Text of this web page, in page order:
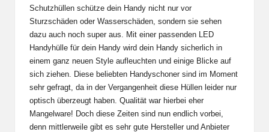
Schutzhüllen schütze dein Handy nicht nur vor
Sturzschäden oder Wasserschäden, sondern sie sehen
dazu auch noch super aus. Mit einer passenden LED
Handyhülle für dein Handy wird dein Handy sicherlich in
einem ganz neuen Style aufleuchten und einige Blicke auf
sich ziehen. Diese beliebten Handyschoner sind im Moment
sehr gefragt, da in der Vergangenheit diese Hüllen leider nur
optisch überzeugt haben. Qualität war hierbei eher
Mangelware! Doch diese Zeiten sind nun endlich vorbei,
denn mittlerweile gibt es sehr gute Hersteller und Anbieter